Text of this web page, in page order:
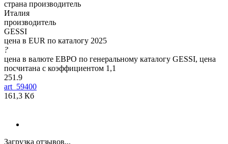
страна производитель
Италия
производитель
GESSI
цена в EUR по каталогу 2025
?
цена в валюте ЕВРО по генеральному каталогу GESSI, цена
посчитана с коэффициентом 1,1
251.9
art_59400
161,3 Кб
Загрузка отзывов...